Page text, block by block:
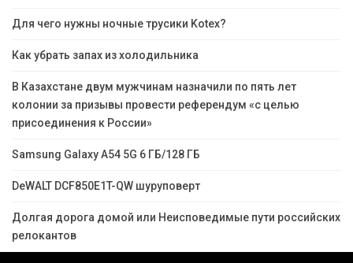
Для чего нужны ночные трусики Kotex?
Как убрать запах из холодильника
В Казахстане двум мужчинам назначили по пять лет
колонии за призывы провести референдум «с целью
присоединения к России»
Samsung Galaxy A54 5G 6 ГБ/128 ГБ
DeWALT DCF850E1T-QW шуруповерт
Долгая дорога домой или Неисповедимые пути российских
релокантов